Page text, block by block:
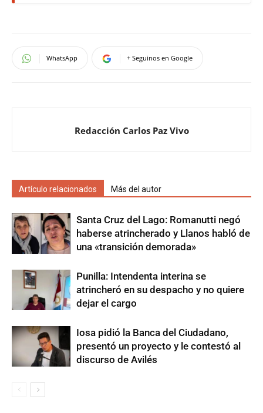
WhatsApp + Seguinos en Google
Redacción Carlos Paz Vivo
Artículo relacionados Más del autor
Santa Cruz del Lago: Romanutti negó
haberse atrincherado y Llanos habló de
una «transición demorada»
Punilla: Intendenta interina se
atrincheró en su despacho y no quiere
dejar el cargo
Iosa pidió la Banca del Ciudadano,
presentó un proyecto y le contestó al
discurso de Avilés